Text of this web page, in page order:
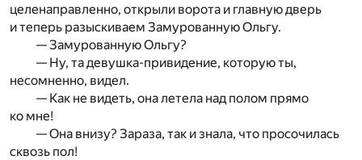
целенаправленно, открыли ворота и главную дверь
и теперь разыскиваем Замурованную Ольгу.
— Замурованную Ольгу?
— Ну, та девушка-привидение, которую ты,
несомненно, видел.
— Как не видеть, она летела над полом прямо
ко мне!
— Она внизу? Зараза, так и знала, что просочилась
сквозь пол!